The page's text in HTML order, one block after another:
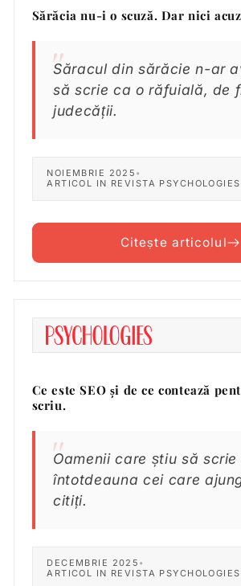
Sărăcia nu-i o scuză. Dar nici
Săracul din sărăcie n-ar
să scrie ca o răfuială, de
judecății.
NOIEMBRIE 2025 •
ARTICOL IN REVISTA PSYCHOLOGIES
Citește articolul
Ce este SEO și de ce contează
scriu.
Oamenii care știu să scrie
întotdeauna cei care
citiți.
DECEMBRIE 2025 •
ARTICOL IN REVISTA PSYCHOLOGIES